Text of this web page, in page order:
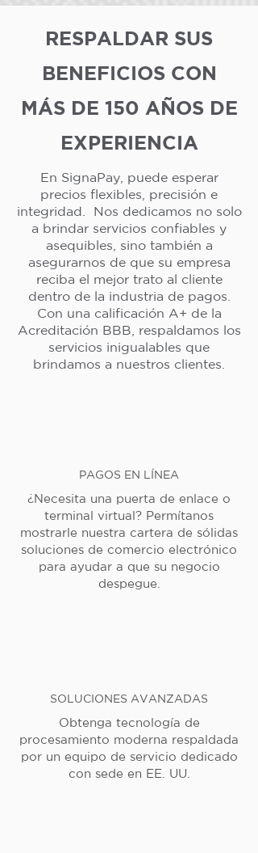
RESPALDAR SUS
BENEFICIOS CON
MÁS DE 150 AÑOS DE
EXPERIENCIA
En SignaPay, puede esperar
precios flexibles, precisión e
integridad. Nos dedicamos no solo
a brindar servicios confiables y
asequibles, sino también a
asegurarnos de que su empresa
reciba el mejor trato al cliente
dentro de la industria de pagos.
Con una calificación A+ de la
Acreditación BBB, respaldamos los
servicios inigualables que
brindamos a nuestros clientes.
PAGOS EN LÍNEA
¿Necesita una puerta de enlace o
terminal virtual? Permítanos
mostrarle nuestra cartera de sólidas
soluciones de comercio electrónico
para ayudar a que su negocio
despegue.
SOLUCIONES AVANZADAS
Obtenga tecnología de
procesamiento moderna respaldada
por un equipo de servicio dedicado
con sede en EE. UU.